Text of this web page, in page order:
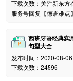
相关阅读推荐：
法语DELF-
北京地区法语
山东地区法语
下载次数：关注新东方
服务号回复【德语难点
西班牙语经典实
句型大全
发布时间：2020-08-06
下载次数：24596